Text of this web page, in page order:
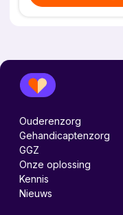
Ouderenzorg
Gehandicaptenzorg
GGZ
Onze oplossing
Kennis
Nieuws